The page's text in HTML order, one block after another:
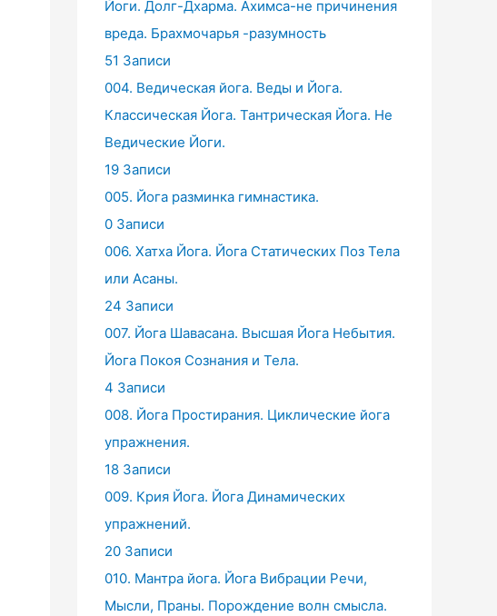
Йоги. Долг-Дхарма. Ахимса-не причинения
вреда. Брахмочарья -разумность
51 Записи
004. Ведическая йога. Веды и Йога.
Классическая Йога. Тантрическая Йога. Не
Ведические Йоги.
19 Записи
005. Йога разминка гимнастика.
0 Записи
006. Хатха Йога. Йога Статических Поз Тела
или Асаны.
24 Записи
007. Йога Шавасана. Высшая Йога Небытия.
Йога Покоя Сознания и Тела.
4 Записи
008. Йога Простирания. Циклические йога
упражнения.
18 Записи
009. Крия Йога. Йога Динамических
упражнений.
20 Записи
010. Мантра йога. Йога Вибрации Речи,
Мысли, Праны. Порождение волн смысла.